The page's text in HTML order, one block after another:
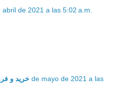
abril de 2021 a las 5:02 a.m.
خرید و